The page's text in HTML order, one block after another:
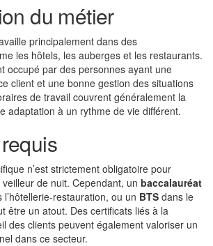
du métier
principalement dans des
les hôtels, les auberges et les restaurants.
occupé par des personnes ayant une
client et une bonne gestion des situations
de travail couvrent généralement la
adaptation à un rythme de vie différent.
n’est strictement obligatoire pour
de nuit. Cependant, un baccalauréat
l’hôtellerie-restauration, ou un BTS dans le
être un atout. Des certificats liés à la
des clients peuvent également valoriser un
dans ce secteur.